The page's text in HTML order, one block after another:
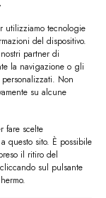
utilizziamo tecnologie
del dispositivo.
partner di
la navigazione o gli
Non
su alcune
fare scelte
questo sito. È possibile
il ritiro del
sul pulsante